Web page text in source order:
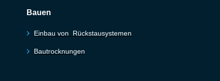
Bauen
Einbau von Rückstausystemen
Bautrocknungen